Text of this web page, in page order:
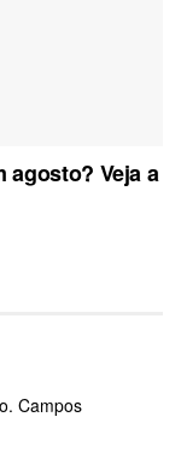
agosto? Veja a
Campos